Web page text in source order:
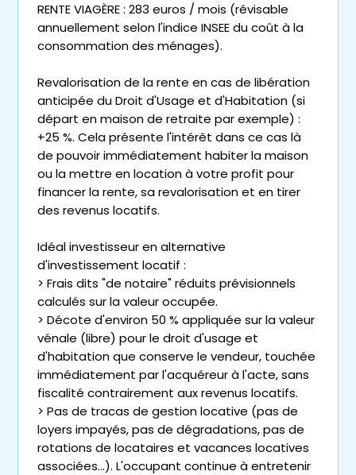
RENTE VIAGÈRE : 283 euros / mois (révisable
annuellement selon l'indice INSEE du coût à la
consommation des ménages).
Revalorisation de la rente en cas de libération
anticipée du Droit d'Usage et d'Habitation (si
départ en maison de retraite par exemple) :
+25 %. Cela présente l'intérêt dans ce cas là
de pouvoir immédiatement habiter la maison
ou la mettre en location à votre profit pour
financer la rente, sa revalorisation et en tirer
des revenus locatifs.
Idéal investisseur en alternative
d'investissement locatif :
> Frais dits "de notaire" réduits prévisionnels
calculés sur la valeur occupée.
> Décote d'environ 50 % appliquée sur la valeur
vénale (libre) pour le droit d'usage et
d'habitation que conserve le vendeur, touchée
immédiatement par l'acquéreur à l'acte, sans
fiscalité contrairement aux revenus locatifs.
> Pas de tracas de gestion locative (pas de
loyers impayés, pas de dégradations, pas de
rotations de locataires et vacances locatives
associées...). L'occupant continue à entretenir